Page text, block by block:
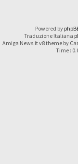
Powered by
Traduzione Italiana
Amiga News.it v8 theme by
Time :